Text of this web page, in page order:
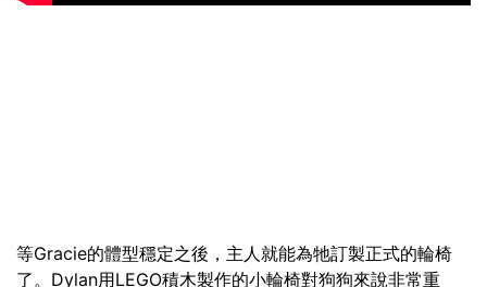
等Gracie的體型穩定之後，主人就能為牠訂製正式的輪椅
了。Dylan用LEGO積木製作的小輪椅對狗狗來說非常重